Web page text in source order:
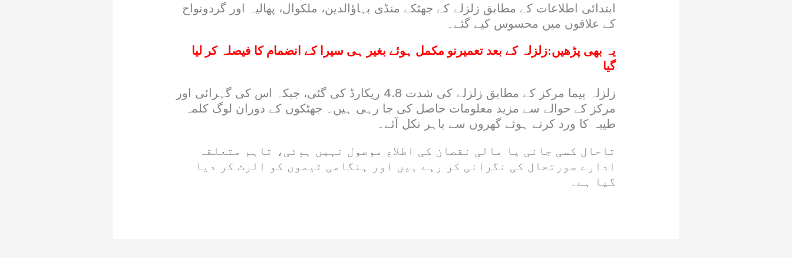
ابتدائی اطلاعات کے مطابق زلزلے کے جھٹکے منڈی بہاؤالدین، ملکوال، پھالیہ اور گردونواح
کے علاقوں میں محسوس کیے گئے۔
یہ بھی پڑھیں:زلزلہ کے بعد تعمیرنو مکمل ہوئے بغیر ہی سیرا کے انضمام کا فیصلہ کر لیا
گیا
زلزلہ پیما مرکز کے مطابق زلزلے کی شدت 4.8 ریکارڈ کی گئی، جبکہ اس کی گہرائی اور
مرکز کے حوالے سے مزید معلومات حاصل کی جا رہی ہیں۔ جھٹکوں کے دوران لوگ کلمہ
طیبہ کا ورد کرتے ہوئے گھروں سے باہر نکل آئے۔
تاحال کسی جانی یا مالی نقصان کی اطلاع موصول نہیں ہوئی، تاہم متعلقہ
ادارے صورتحال کی نگرانی کر رہے ہیں اور ہنگامی ٹیموں کو الرٹ کر دیا
گیا ہے۔